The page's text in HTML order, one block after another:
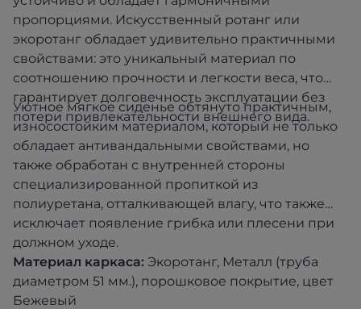
пропорциями. Искусственный ротанг или
экоротанг обладает удивительно практичными
свойствами: это уникальный материал по
соотношению прочности и легкости веса, что
гарантирует долговечность эксплуатации без
потери привлекательности внешнего вида.
Уютное мягкое сиденье обтянуто практичным,
износостойким материалом, который не только
обладает антивандальными свойствами, но
также обработан с внутренней стороны
специализированной пропиткой из
полиуретана, отталкивающей влагу, что также
исключает появление грибка или плесени при
должном уходе.
Материал каркаса: Экоротанг, Металл (труба
диаметром 51 мм.), порошковое покрытие, цвет
Бежевый